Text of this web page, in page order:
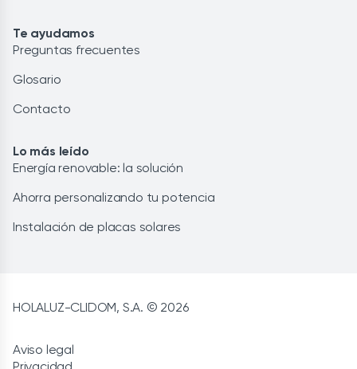
Te ayudamos
Preguntas frecuentes
Glosario
Contacto
Lo más leído
Energía renovable: la solución
Ahorra personalizando tu potencia
Instalación de placas solares
HOLALUZ-CLIDOM, S.A. © 2026
Aviso legal